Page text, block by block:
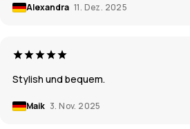
Alexandra 11. Dez. 2025
Stylish und bequem.
Maik 3. Nov. 2025